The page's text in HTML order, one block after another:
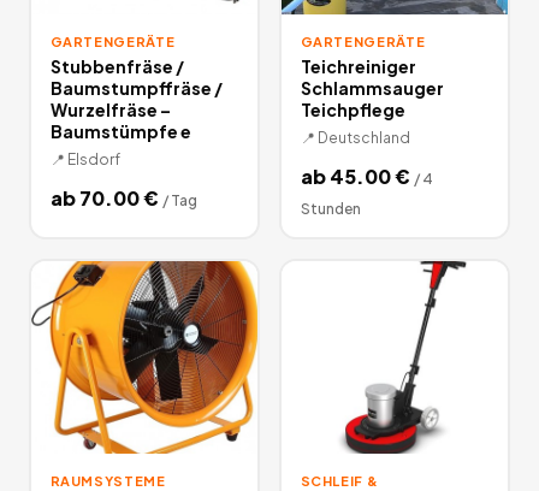
GARTENGERÄTE
Stubbenfräse /
Baumstumpffräse /
Wurzelfräse –
Baumstümpfe e
📍 Elsdorf
ab70.00€ / Tag
GARTENGERÄTE
Teichreiniger
Schlammsauger
Teichpflege
📍 Deutschland
ab45.00€ / 4
Stunden
RAUMSYSTEME
SCHLEIF &